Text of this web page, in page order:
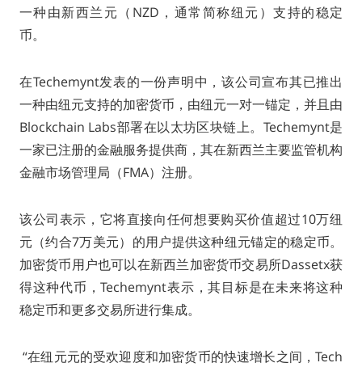
一种由新西兰元（NZD，通常简称纽元）支持的稳定
币。
在Techemynt发表的一份声明中，该公司宣布其已推出
一种由纽元支持的加密货币，由纽元一对一锚定，并且由
Blockchain Labs部署在以太坊区块链上。Techemynt是
一家已注册的金融服务提供商，其在新西兰主要监管机构
金融市场管理局（FMA）注册。
该公司表示，它将直接向任何想要购买价值超过10万纽
元（约合7万美元）的用户提供这种纽元锚定的稳定币。
加密货币用户也可以在新西兰加密货币交易所Dassetx获
得这种代币，Techemynt表示，其目标是在未来将这种
稳定币和更多交易所进行集成。
“在纽元元的受欢迎度和加密货币的快速增长之间，Tech